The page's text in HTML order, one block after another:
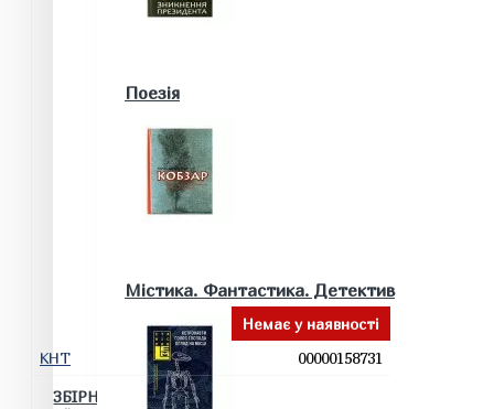
Математика. Природничі та інші науки
Біологія
Географія. Геологія
Поезія
Містика. Фантастика. Детектив
Немає у наявності
КНТ
00000158731
ЗБІРНИК ВОЄННИХ ПОРАД УКРАЇНСЬКОМУ